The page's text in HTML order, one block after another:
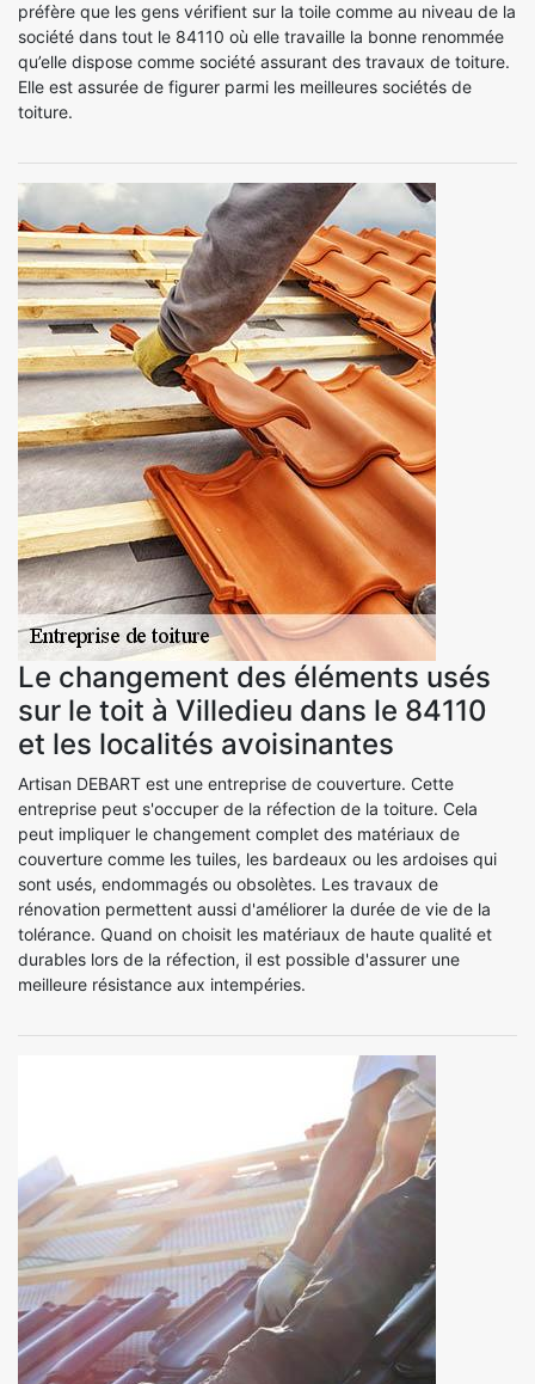
préfère que les gens vérifient sur la toile comme au niveau de la
société dans tout le 84110 où elle travaille la bonne renommée
qu’elle dispose comme société assurant des travaux de toiture.
Elle est assurée de figurer parmi les meilleures sociétés de
toiture.
Le changement des éléments usés
sur le toit à Villedieu dans le 84110
et les localités avoisinantes
Artisan DEBART est une entreprise de couverture. Cette
entreprise peut s'occuper de la réfection de la toiture. Cela
peut impliquer le changement complet des matériaux de
couverture comme les tuiles, les bardeaux ou les ardoises qui
sont usés, endommagés ou obsolètes. Les travaux de
rénovation permettent aussi d'améliorer la durée de vie de la
tolérance. Quand on choisit les matériaux de haute qualité et
durables lors de la réfection, il est possible d'assurer une
meilleure résistance aux intempéries.